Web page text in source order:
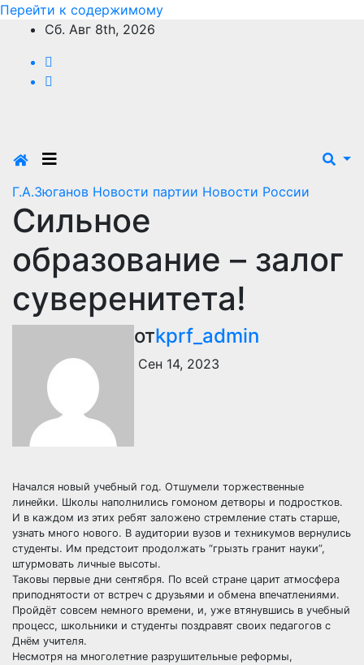
Перейти к содержимому
Сб. Авг 8th, 2026
Г.А.Зюганов Новости партии Новости России
Сильное
образование – залог
суверенитета!
отkprf_admin
Сен 14, 2023
Начался новый учебный год. Отшумели торжественные
линейки. Школы наполнились гомоном детворы и подростков.
И в каждом из этих ребят заложено стремление стать старше,
узнать много нового. В аудитории вузов и техникумов вернулись
студенты. Им предстоит продолжать “грызть гранит науки”,
штурмовать личные высоты.
Таковы первые дни сентября. По всей стране царит атмосфера
приподнятости от встреч с друзьями и обмена впечатлениями.
Пройдёт совсем немного времени, и, уже втянувшись в учебный
процесс, школьники и студенты поздравят своих педагогов с
Днём учителя.
Несмотря на многолетние разрушительные реформы,